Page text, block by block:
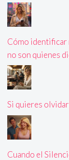
Cómo identificar
no son quienes
Si quieres
Cuando el